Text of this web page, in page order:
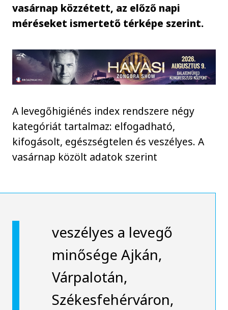
vasárnap közzétett, az előző napi
méréseket ismertető térképe szerint.
A levegőhigiénés index rendszere négy
kategóriát tartalmaz: elfogadható,
kifogásolt, egészségtelen és veszélyes. A
vasárnap közölt adatok szerint
veszélyes a levegő
minősége Ajkán,
Várpalotán,
Székesfehérváron,